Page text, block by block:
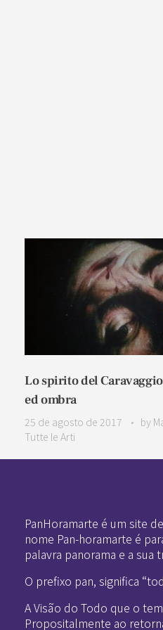
Lo spirito del
ed ombra
25 de agosto de 2017 by
Tutte le Arti
PanHoramarte é um site
nome Pan-horamarte é
palavra panorama e a
O prefixo pan, significa
A Visão do Todo que o
Propositalmente ao